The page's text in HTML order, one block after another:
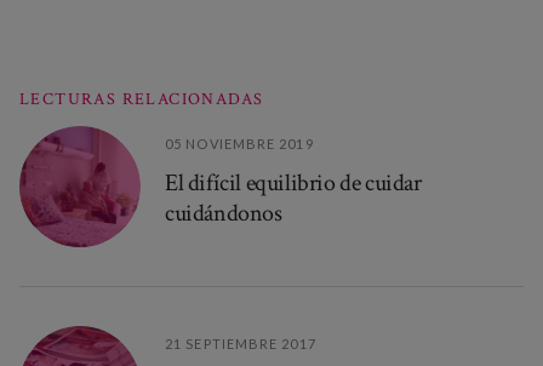
LECTURAS RELACIONADAS
05 NOVIEMBRE 2019
El difícil equilibrio de cuidar
cuidándonos
21 SEPTIEMBRE 2017